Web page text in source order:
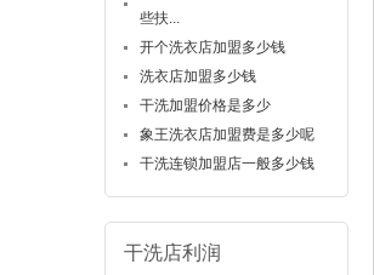
些扶...
开个洗衣店加盟多少钱
洗衣店加盟多少钱
干洗加盟价格是多少
象王洗衣店加盟费是多少呢
干洗连锁加盟店一般多少钱
干洗店利润